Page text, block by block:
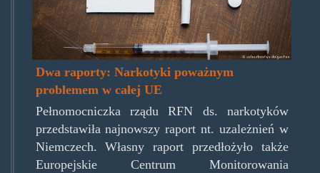
Dwa raporty: Narkotyki poważnym
problemem w całej UE
Pełnomocniczka rządu RFN ds. narkotyków
przedstawiła najnowszy raport nt. uzależnień w
Niemczech. Własny raport przedłożyło także
Europejskie Centrum Monitorowania